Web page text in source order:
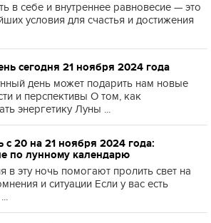
в себе и внутреннее равновесие — это
условия для счастья и достижения
сегодня 21 ноября 2024 года
день может подарить нам новые
и перспективы О том, как
энергетику Луны ...
с 20 на 21 ноября 2024 года:
по лунному календарю
в эту ночь помогают пролить свет на
и ситуации Если у вас есть